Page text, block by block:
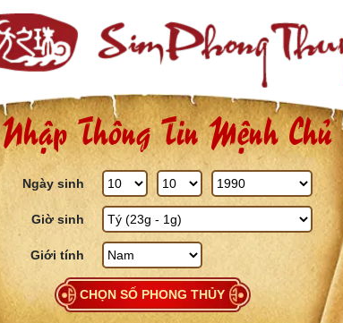
Nhập Thông Tin Mệnh Chủ
Ngày sinh
Giờ sinh
Giới tính
CHỌN SỐ PHONG THỦY